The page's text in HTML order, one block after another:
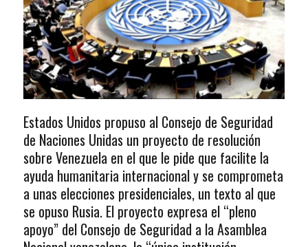
Estados Unidos propuso al Consejo de Seguridad
de Naciones Unidas un proyecto de resolución
sobre Venezuela en el que le pide que facilite la
ayuda humanitaria internacional y se comprometa
a unas elecciones presidenciales, un texto al que
se opuso Rusia. El proyecto expresa el “pleno
apoyo” del Consejo de Seguridad a la Asamblea